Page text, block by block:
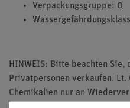
Verpackungsgruppe: 0
HINWEIS: Bitte beachten
Privatpersonen verkaufen.
Chemikalien nur an